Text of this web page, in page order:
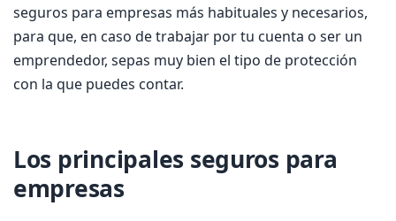
seguros para empresas más habituales y necesarios,
para que, en caso de trabajar por tu cuenta o ser un
emprendedor, sepas muy bien el tipo de protección
con la que puedes contar.
Los principales seguros para
empresas